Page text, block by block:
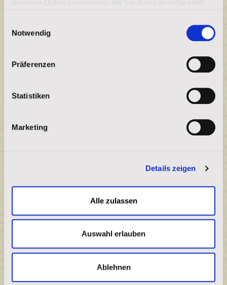
gesammelt haben.
Notwendig
Präferenzen
Statistiken
Marketing
Details zeigen
Alle zulassen
Auswahl erlauben
Ablehnen
Lakota Sagen und Legenden